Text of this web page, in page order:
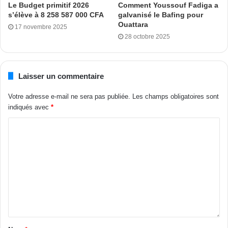
le Directeur exécutif du Rhdp.
Tags Bictogo Retour de Gbagbo
Le Budget primitif 2026
s’élève à 8 258 587 000 CFA
17 novembre 2025
Comment Youssouf Fadiga a
galvanisé le Bafing pour
Ouattara
28 octobre 2025
Laisser un commentaire
Votre adresse e-mail ne sera pas publiée.
Les champs obligatoires sont
indiqués avec *